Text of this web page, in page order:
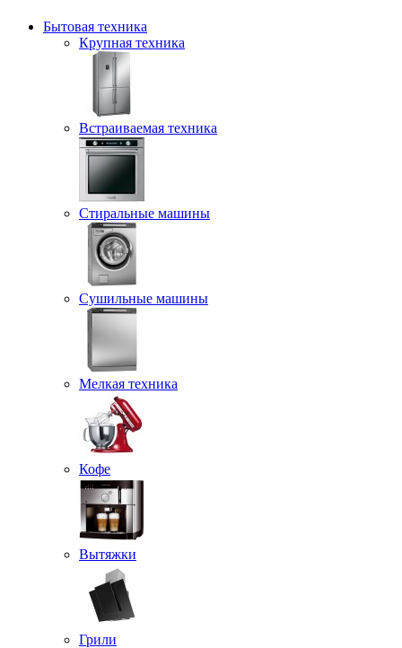
Бытовая техника
Крупная техника
Встраиваемая техника
Стиральные машины
Сушильные машины
Мелкая техника
Кофе
Вытяжки
Грили